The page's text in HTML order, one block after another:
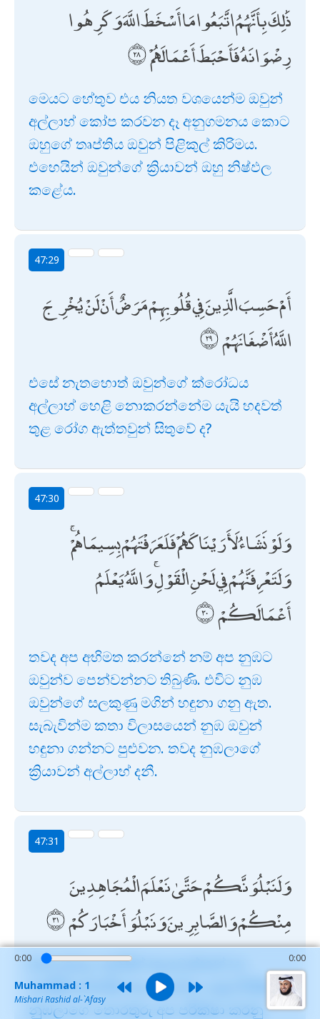
ذَٰلِكَ بِأَنَّهُمُ اتَّبَعُوا مَا أَسْخَطَ اللَّهَ وَكَرِهُوا
رِضْوَانَهُ فَأَحْبَطَ أَعْمَالَهُمْ
මෙයට හේතුව එය නියත වශයෙන්ම ඔවුන්
අල්ලාහ් කෝප කරවන දෑ අනුගමනය කොට
ඔහුගේ තෘප්තිය ඔවුන් පිළිකුල් කිරිමය.
එහෙයින් ඔවුන්ගේ ක්‍රියාවන් ඔහු නිෂ්ඵල
කළේය.
47:29
أَمْ حَسِبَ الَّذِينَ فِي قُلُوبِهِمْ مَرَضٌ أَنْ لَنْ يُخْرِجَ
اللَّهُ أَضْغَانَهُمْ
එසේ නැතහොත් ඔවුන්ගේ ක්රෝධය
අල්ලාහ් හෙළි නොකරන්නේම යැයි හදවත්
තුළ රෝග ඇත්තවුන් සිතුවේ ද?
47:30
وَلَوْ نَشَاءُ لَأَرَيْنَاكَهُمْ فَلَعَرَفْتَهُمْ بِسِيمَاهُمْ ۚ
وَلَتَعْرِفَنَّهُمْ فِي لَحْنِ الْقَوْلِ ۚ وَاللَّهُ يَعْلَمُ
أَعْمَالَكُمْ
තවද අප අභිමත කරන්නේ නම් අප නුඹට
ඔවුන්ව පෙන්වන්නට තිබුණි. එවිට නුඹ
ඔවුන්ගේ සලකුණු මගින් හඳුනා ගනු ඇත.
සැබැවින්ම කතා විලාසයෙන් නුඹ ඔවුන්
හඳුනා ගන්නට පුළුවන. තවද නුඹලාගේ
ක්‍රියාවන් අල්ලාහ් දනී.
47:31
وَلَنَبْلُوَنَّكُمْ حَتَّىٰ نَعْلَمَ الْمُجَاهِدِينَ
مِنْكُمْ وَالصَّابِرِينَ وَنَبْلُوَ أَخْبَارَكُمْ
තවද නුඹලා අතරින් කැපවන්නන් හා
ඉවසිලිවන්තයින් අප පෙන්වා දෙනු පිණිසත්
නුඹලාගේ තොරතුරු අප පරීක්ෂා කරනු
0:00 0:00
Muhammad : 1
Mishari Rashid al-`Afasy